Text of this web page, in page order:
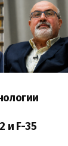
и F-35